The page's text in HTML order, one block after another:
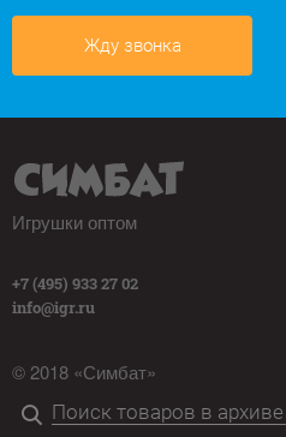
Жду звонка
Игрушки оптом
+7 (495) 933 27 02
info@igr.ru
© 2018 «Симбат»